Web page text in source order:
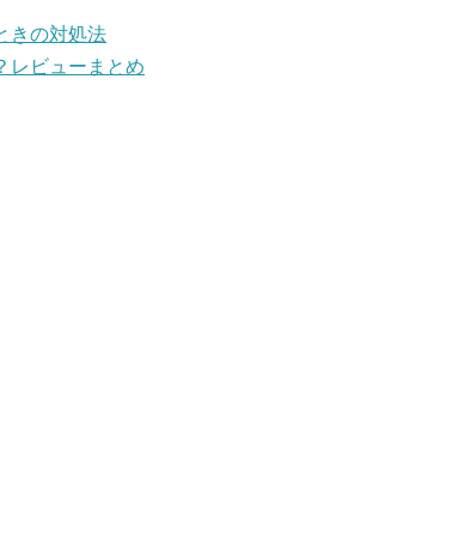
きの対処法
レビューまとめ